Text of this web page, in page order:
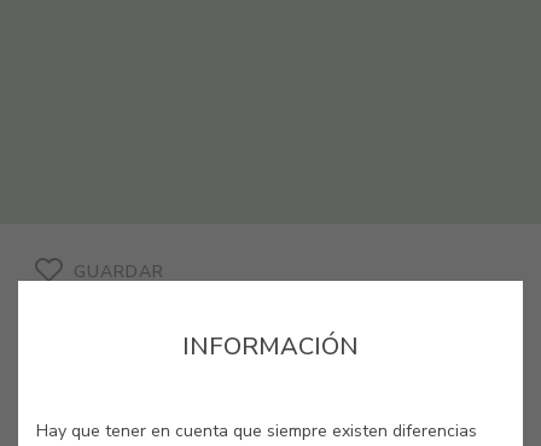
GUARDAR
INFORMACIÓN
Hay que tener en cuenta que siempre existen diferencias